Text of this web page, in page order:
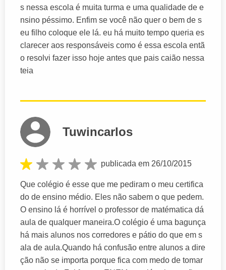
s nessa escola é muita turma e uma qualidade de e
nsino péssimo. Enfim se você não quer o bem de s
eu filho coloque ele lá. eu há muito tempo queria es
clarecer aos responsáveis como é essa escola entã
o resolvi fazer isso hoje antes que pais caião nessa
teia
Tuwincarlos
publicada em 26/10/2015
Que colégio é esse que me pediram o meu certifica
do de ensino médio. Eles não sabem o que pedem.
O ensino lá é horrível o professor de matématica dá
aula de qualquer maneira.O colégio é uma bagunça
há mais alunos nos corredores e pátio do que em s
ala de aula.Quando há confusão entre alunos a dire
ção não se importa porque fica com medo de tomar